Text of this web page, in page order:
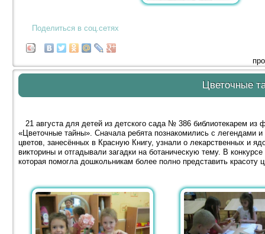
Поделиться в соц.сетях
Цветочные
21 августа для детей из детского сада № 386 библиотекарем
«Цветочные тайны». Сначала ребята познакомились с легендами
цветов, занесённых в Красную Книгу, узнали о лекарственных и
викторины и отгадывали загадки на ботаническую тему. В
которая помогла дошкольникам более полно представить красоту